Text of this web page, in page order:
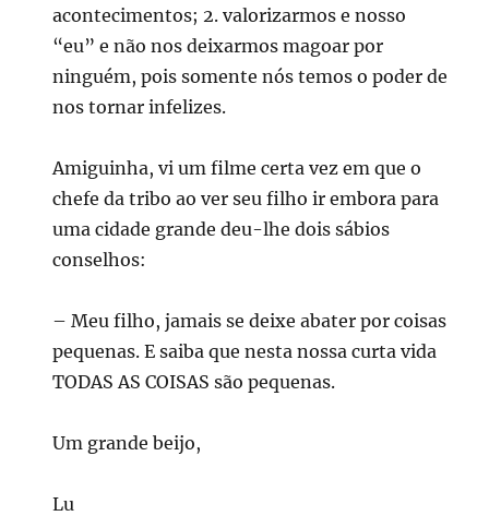
acontecimentos; 2. valorizarmos e nosso
“eu” e não nos deixarmos magoar por
ninguém, pois somente nós temos o poder de
nos tornar infelizes.
Amiguinha, vi um filme certa vez em que o
chefe da tribo ao ver seu filho ir embora para
uma cidade grande deu-lhe dois sábios
conselhos:
– Meu filho, jamais se deixe abater por coisas
pequenas. E saiba que nesta nossa curta vida
TODAS AS COISAS são pequenas.
Um grande beijo,
Lu